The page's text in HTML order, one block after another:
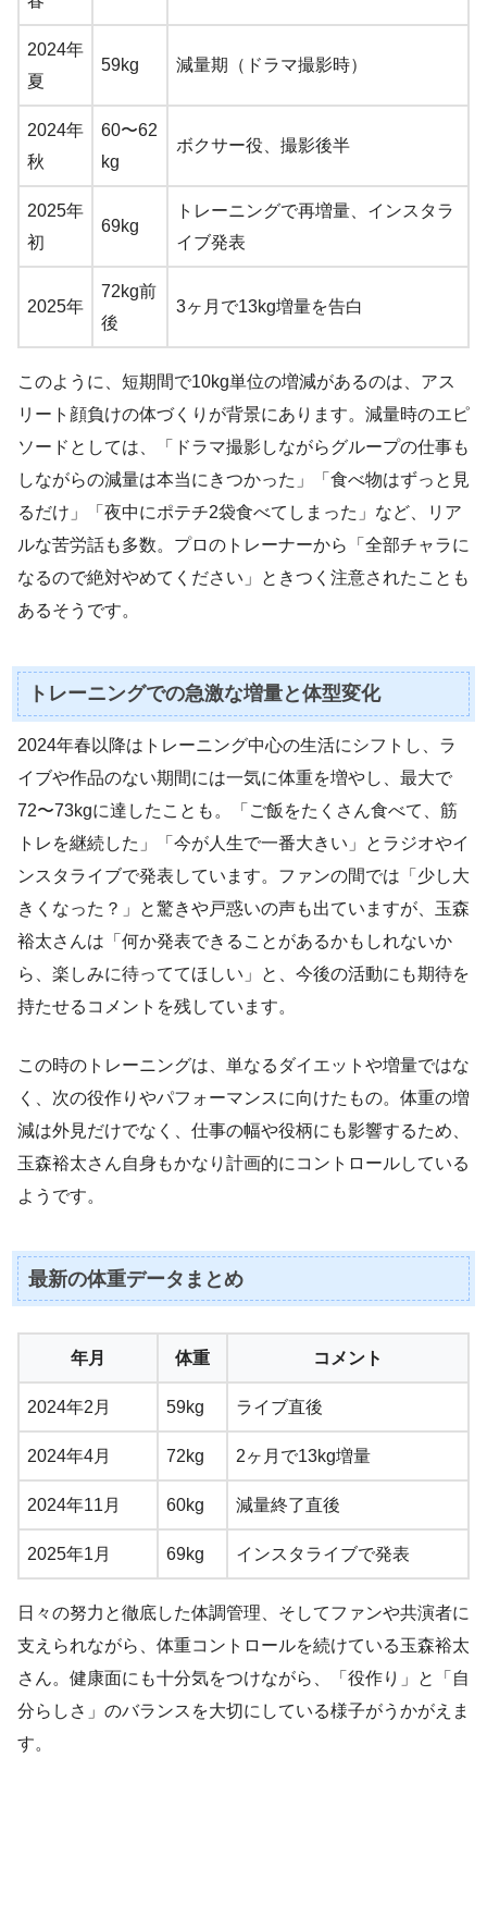
2024年
夏
59kg 減量期（ドラマ撮影時）
2024年
秋
60〜62
kg
ボクサー役、撮影後半
2025年
初
69kg
トレーニングで再増量、インスタラ
イブ発表
2025年
72kg前
後
3ヶ月で13kg増量を告白
このように、短期間で10kg単位の増減があるのは、アス
リート顔負けの体づくりが背景にあります。減量時のエピ
ソードとしては、「ドラマ撮影しながらグループの仕事も
しながらの減量は本当にきつかった」「食べ物はずっと見
るだけ」「夜中にポテチ2袋食べてしまった」など、リア
ルな苦労話も多数。プロのトレーナーから「全部チャラに
なるので絶対やめてください」ときつく注意されたことも
あるそうです。
トレーニングでの急激な増量と体型変化
2024年春以降はトレーニング中心の生活にシフトし、ラ
イブや作品のない期間には一気に体重を増やし、最大で
72〜73kgに達したことも。「ご飯をたくさん食べて、筋
トレを継続した」「今が人生で一番大きい」とラジオやイ
ンスタライブで発表しています。ファンの間では「少し大
きくなった？」と驚きや戸惑いの声も出ていますが、玉森
裕太さんは「何か発表できることがあるかもしれないか
ら、楽しみに待っててほしい」と、今後の活動にも期待を
持たせるコメントを残しています。
この時のトレーニングは、単なるダイエットや増量ではな
く、次の役作りやパフォーマンスに向けたもの。体重の増
減は外見だけでなく、仕事の幅や役柄にも影響するため、
玉森裕太さん自身もかなり計画的にコントロールしている
ようです。
最新の体重データまとめ
年月 体重 コメント
2024年2月 59kg ライブ直後
2024年4月 72kg 2ヶ月で13kg増量
2024年11月 60kg 減量終了直後
2025年1月 69kg インスタライブで発表
日々の努力と徹底した体調管理、そしてファンや共演者に
支えられながら、体重コントロールを続けている玉森裕太
さん。健康面にも十分気をつけながら、「役作り」と「自
分らしさ」のバランスを大切にしている様子がうかがえま
す。